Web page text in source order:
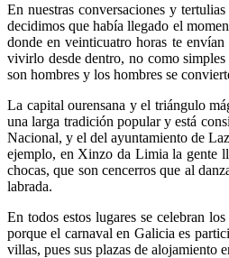
En nuestras conversaciones y
decidimos que había llegado el
donde en veinticuatro horas te
vivirlo desde dentro, no como
son hombres y los hombres se
La capital ourensana y el triángulo
una larga tradición popular y está
Nacional, y el del ayuntamiento de
ejemplo, en Xinzo da Limia la gente
chocas, que son cencerros que al
labrada.
En todos estos lugares se celebran
porque el carnaval en Galicia es
villas, pues sus plazas de alojamiento